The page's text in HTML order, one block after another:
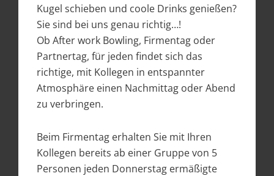
Kugel schieben und coole Drinks genießen?
Sie sind bei uns genau richtig…!
Ob After work Bowling, Firmentag oder
Partnertag, für jeden findet sich das
richtige, mit Kollegen in entspannter
Atmosphäre einen Nachmittag oder Abend
zu verbringen.
Beim Firmentag erhalten Sie mit Ihren
Kollegen bereits ab einer Gruppe von 5
Personen jeden Donnerstag ermäßigte